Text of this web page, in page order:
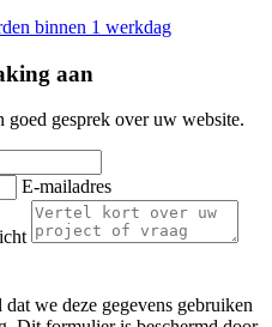
binnen 1 werkdag
aan
gesprek over uw website.
E-mailadres
we deze gegevens gebruiken